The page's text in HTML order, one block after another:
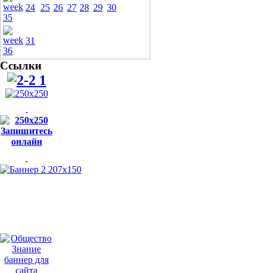
24 25 26 27 28 29 30
31
Ссылки